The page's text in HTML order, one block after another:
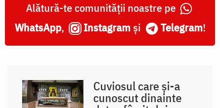
Alătură-te comunității noastre pe
WhatsApp, Instagram și Telegram!
Cuviosul care și-a
cunoscut dinainte